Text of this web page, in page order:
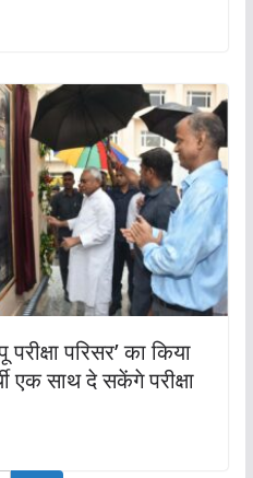
परिसर’ का किया
एक साथ दे सकेंगे परीक्षा